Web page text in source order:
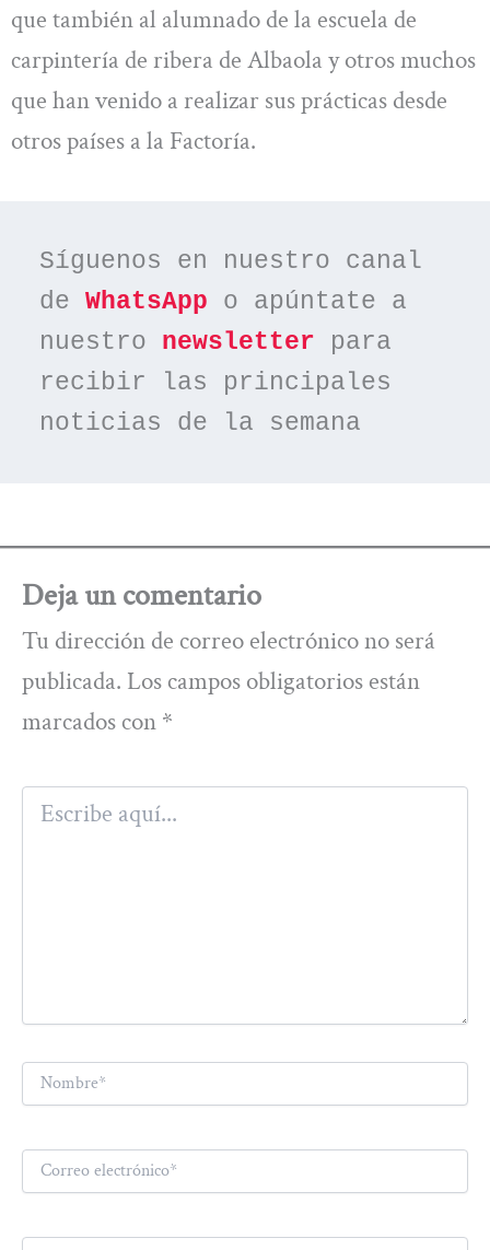
que también al alumnado de la escuela de
carpintería de ribera de Albaola y otros muchos
que han venido a realizar sus prácticas desde
otros países a la Factoría.
Síguenos en nuestro canal
de WhatsApp o apúntate a
nuestro newsletter para
recibir las principales
noticias de la semana
Deja un comentario
Tu dirección de correo electrónico no será
publicada. Los campos obligatorios están
marcados con *
Escribe
aquí...
Nombre*
Correo
electrónico*